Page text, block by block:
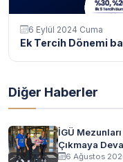
6 Eylül 2024 Cuma
Ek Tercih Dönemi
Diğer Haberler
İGÜ
Çıkmaya
6 Ağustos